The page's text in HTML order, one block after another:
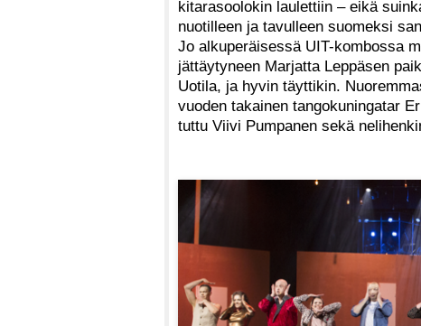
kitarasoolokin laulettiin – eikä
nuotilleen ja tavulleen suomeksi
Jo alkuperäisessä UIT-kombossa
jättäytyneen Marjatta Leppäsen
Uotila, ja hyvin täyttikin.
vuoden takainen tangokuningatar
tuttu Viivi Pumpanen sekä